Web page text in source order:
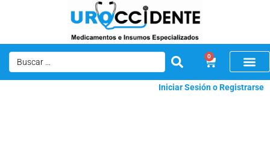
0
Iniciar Sesión o Registrarse